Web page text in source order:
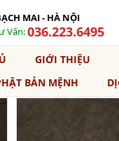
MAI - HÀ NỘI
Vấn:036.223.6495
GIỚI THIỆU
BẢN MỆNH